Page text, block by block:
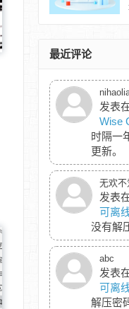
最近评论
发表
Wise
时隔一
更新。
无欢不
发表
可离
没有解
abc
发表
可离
解压密